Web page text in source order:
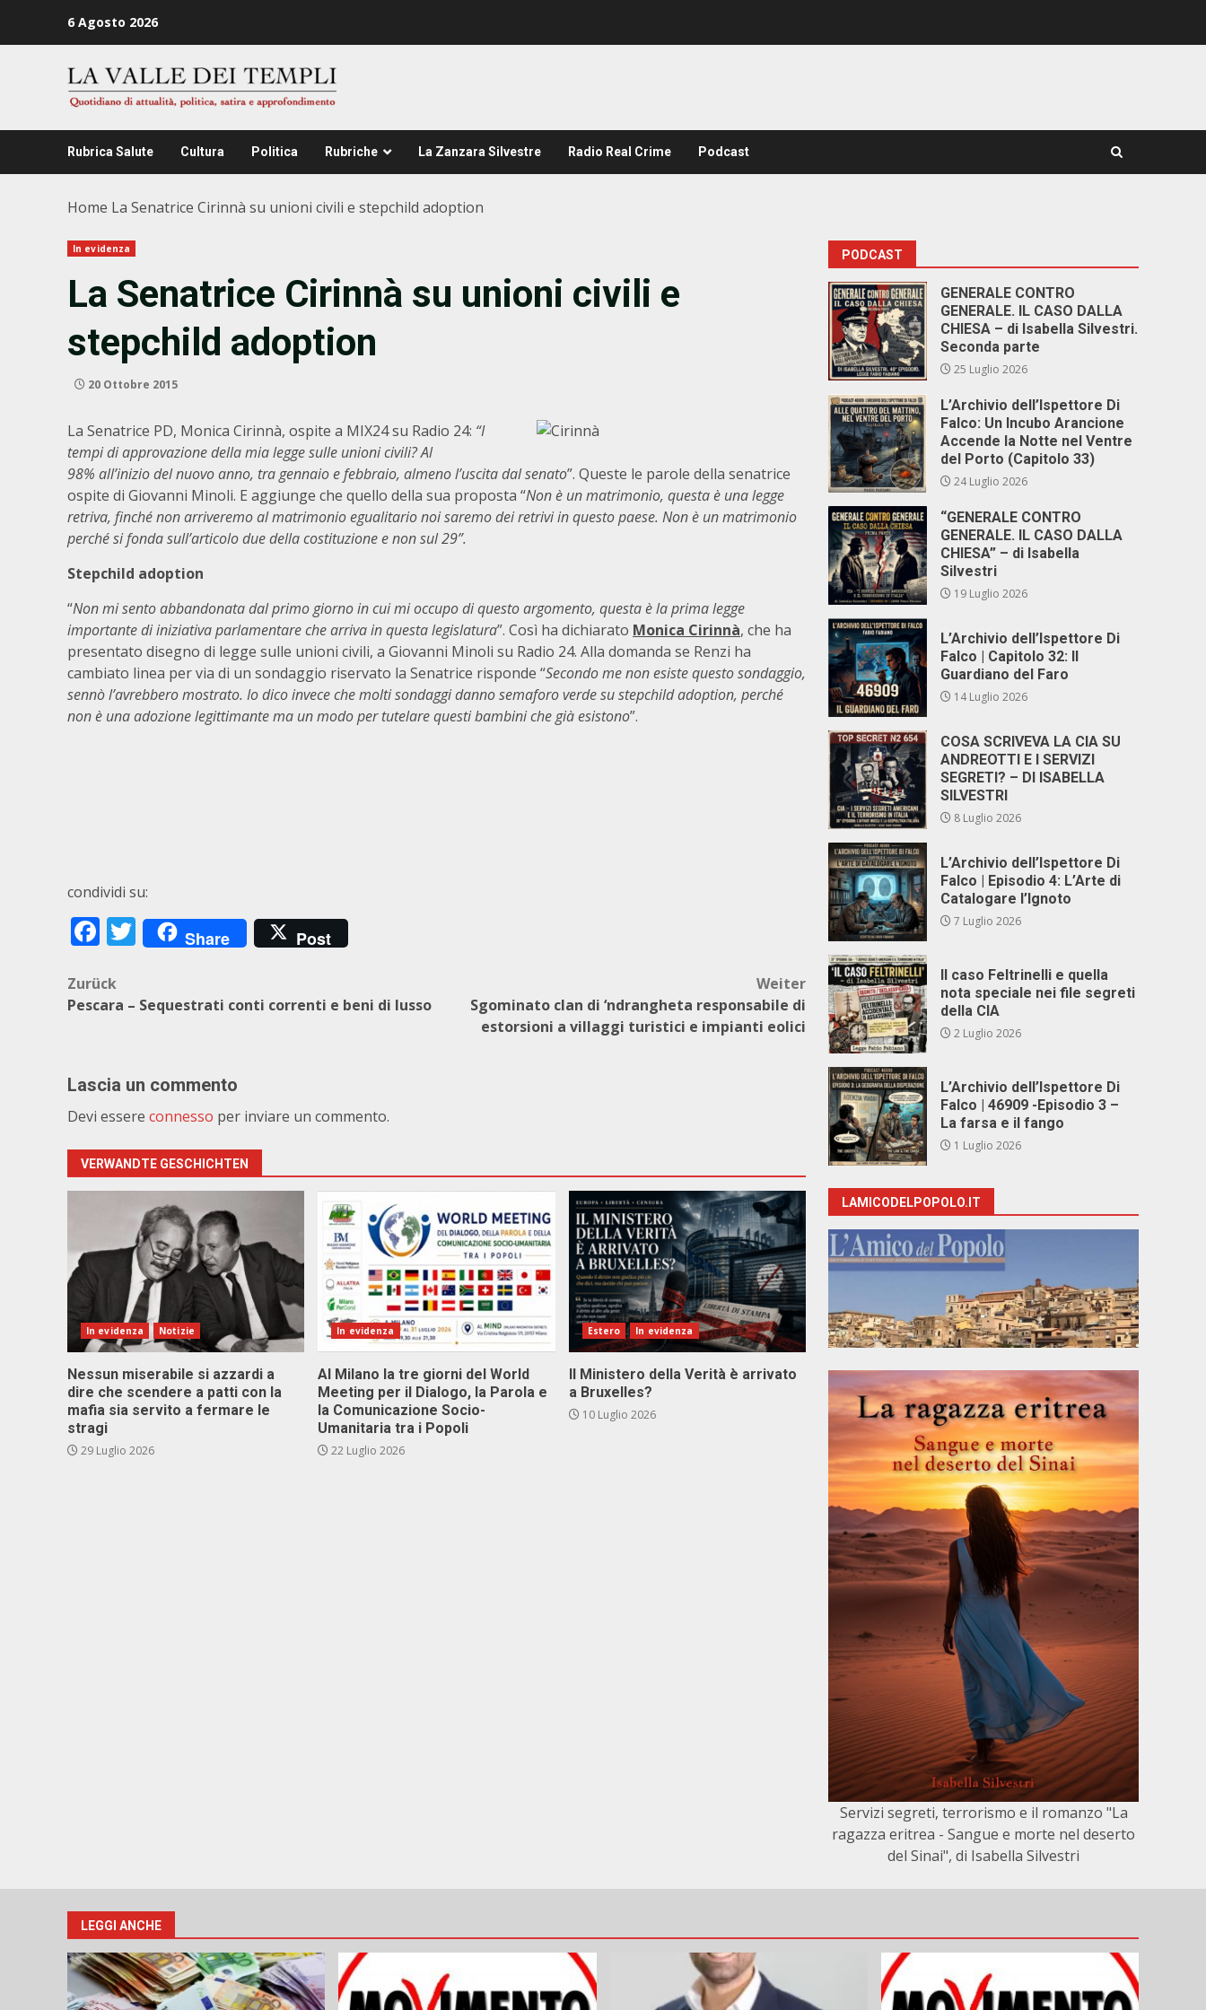
6 Agosto 2026
Rubrica Salute Cultura Politica Rubriche La Zanzara Silvestre Radio Real Crime Podcast
Home La Senatrice Cirinnà su unioni civili e stepchild adoption
In evidenza
La Senatrice Cirinnà su unioni civili e
stepchild adoption
20 Ottobre 2015
La Senatrice PD, Monica Cirinnà, ospite a MIX24 su Radio 24: “I
tempi di approvazione della mia legge sulle unioni civili? Al
98% all’inizio del nuovo anno, tra gennaio e febbraio, almeno l’uscita dal senato”. Queste le parole della senatrice
ospite di Giovanni Minoli. E aggiunge che quello della sua proposta “Non è un matrimonio, questa è una legge
retriva, finché non arriveremo al matrimonio egualitario noi saremo dei retrivi in questo paese. Non è un matrimonio
perché si fonda sull’articolo due della costituzione e non sul 29”.
Stepchild adoption
“Non mi sento abbandonata dal primo giorno in cui mi occupo di questo argomento, questa è la prima legge
importante di iniziativa parlamentare che arriva in questa legislatura”. Così ha dichiarato Monica Cirinnà, che ha
presentato disegno di legge sulle unioni civili, a Giovanni Minoli su Radio 24. Alla domanda se Renzi ha
cambiato linea per via di un sondaggio riservato la Senatrice risponde “Secondo me non esiste questo sondaggio,
sennò l’avrebbero mostrato. Io dico invece che molti sondaggi danno semaforo verde su stepchild adoption, perché
non è una adozione legittimante ma un modo per tutelare questi bambini che già esistono”.
condividi su:
Facebook
Twitter
Share Post
Beitragsnavigation
Zurück
Pescara – Sequestrati conti correnti e beni di lusso
Weiter
Sgominato clan di ‘ndrangheta responsabile di
estorsioni a villaggi turistici e impianti eolici
Lascia un commento
Devi essere connesso per inviare un commento.
VERWANDTE GESCHICHTEN
In evidenza Notizie
Nessun miserabile si azzardi a
dire che scendere a patti con la
mafia sia servito a fermare le
stragi
29 Luglio 2026
In evidenza
Al Milano la tre giorni del World
Meeting per il Dialogo, la Parola e
la Comunicazione Socio-
Umanitaria tra i Popoli
22 Luglio 2026
Estero In evidenza
Il Ministero della Verità è arrivato
a Bruxelles?
10 Luglio 2026
PODCAST
GENERALE CONTRO
GENERALE. IL CASO DALLA
CHIESA – di Isabella Silvestri.
Seconda parte
25 Luglio 2026
L’Archivio dell’Ispettore Di
Falco: Un Incubo Arancione
Accende la Notte nel Ventre
del Porto (Capitolo 33)
24 Luglio 2026
“GENERALE CONTRO
GENERALE. IL CASO DALLA
CHIESA” – di Isabella
Silvestri
19 Luglio 2026
L’Archivio dell’Ispettore Di
Falco | Capitolo 32: Il
Guardiano del Faro
14 Luglio 2026
COSA SCRIVEVA LA CIA SU
ANDREOTTI E I SERVIZI
SEGRETI? – DI ISABELLA
SILVESTRI
8 Luglio 2026
L’Archivio dell’Ispettore Di
Falco | Episodio 4: L’Arte di
Catalogare l’Ignoto
7 Luglio 2026
Il caso Feltrinelli e quella
nota speciale nei file segreti
della CIA
2 Luglio 2026
L’Archivio dell’Ispettore Di
Falco | 46909 -Episodio 3 –
La farsa e il fango
1 Luglio 2026
LAMICODELPOPOLO.IT
Servizi segreti, terrorismo e il romanzo "La
ragazza eritrea - Sangue e morte nel deserto
del Sinai", di Isabella Silvestri
LEGGI ANCHE